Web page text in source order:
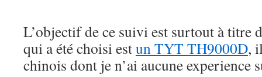
L’objectif de ce suivi est surtout à titre
qui a été choisi estun TYT TH9000D,
chinois dont je n’ai aucune experience